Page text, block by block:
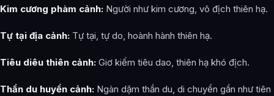
Kim cương phàm cảnh: Người như kim cương, vô địch thiên hạ.
Tự tại địa cảnh: Tự tại, tự do, hoành hành thiên hạ.
Tiêu diêu thiên cảnh: Giơ kiếm tiêu dao, thiên hạ khó địch.
Thần du huyền cảnh: Ngàn dặm thần du, di chuyển gần như tiên